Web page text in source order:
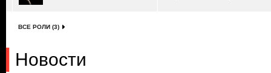
ВСЕ РОЛИ (3)
Новости